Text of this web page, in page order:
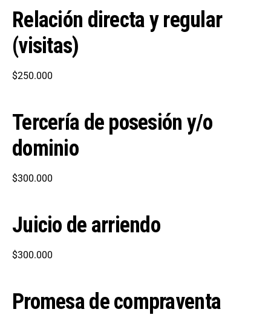
Relación directa y regular
(visitas)
$250.000
Tercería de posesión y/o
dominio
$300.000
Juicio de arriendo
$300.000
Promesa de compraventa